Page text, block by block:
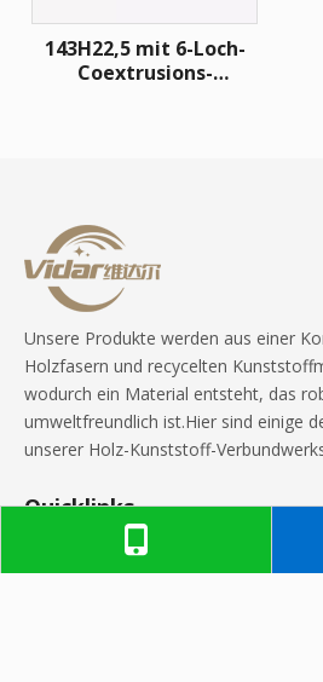
143H22,5 mit 6-Loch-
Coextrusions-
Unsere Produkte werden aus einer
Holzfasern und recycelten
wodurch ein Material entsteht, das
umweltfreundlich ist.Hier sind einige
unserer Holz-Kunststoff-
Quicklinks
Produkte